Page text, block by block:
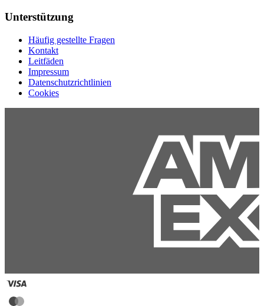
Unterstützung
Häufig gestellte Fragen
Kontakt
Leitfäden
Impressum
Datenschutzrichtlinien
Cookies